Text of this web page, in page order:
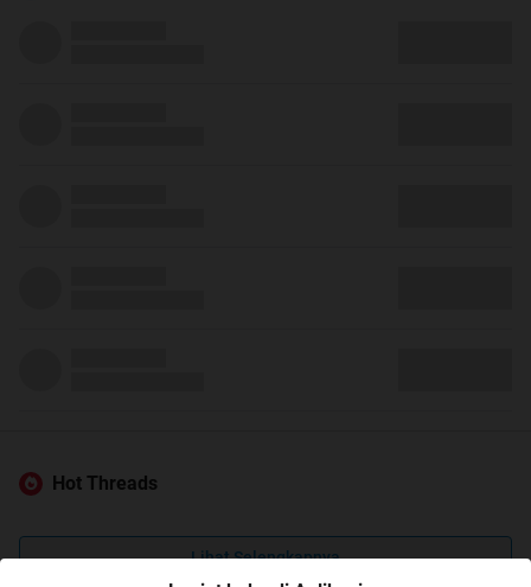
Hot Threads
Lihat Selengkapnya